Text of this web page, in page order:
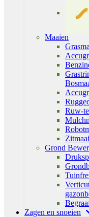
Maaien
Ruw-
Grond
Zagen en snoeien